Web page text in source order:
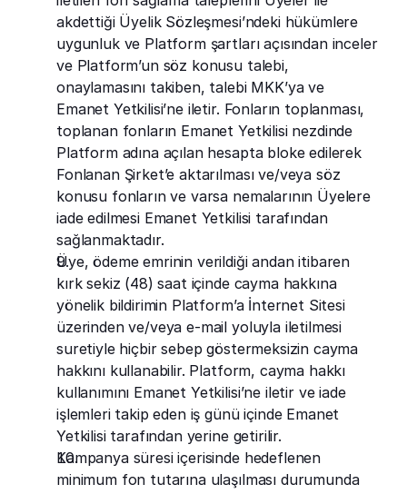
akdettiği Üyelik Sözleşmesi’ndeki hükümlere
uygunluk ve Platform şartları açısından inceler
ve Platform’un söz konusu talebi,
onaylamasını takiben, talebi MKK’ya ve
Emanet Yetkilisi’ne iletir. Fonların toplanması,
toplanan fonların Emanet Yetkilisi nezdinde
Platform adına açılan hesapta bloke edilerek
Fonlanan Şirket’e aktarılması ve/veya söz
konusu fonların ve varsa nemalarının Üyelere
iade edilmesi Emanet Yetkilisi tarafından
sağlanmaktadır.
Üye, ödeme emrinin verildiği andan itibaren
kırk sekiz (48) saat içinde cayma hakkına
yönelik bildirimin Platform’a İnternet Sitesi
üzerinden ve/veya e-mail yoluyla iletilmesi
suretiyle hiçbir sebep göstermeksizin cayma
hakkını kullanabilir. Platform, cayma hakkı
kullanımını Emanet Yetkilisi’ne iletir ve iade
işlemleri takip eden iş günü içinde Emanet
Yetkilisi tarafından yerine getirilir.
Kampanya süresi içerisinde hedeflenen
minimum fon tutarına ulaşılması durumunda